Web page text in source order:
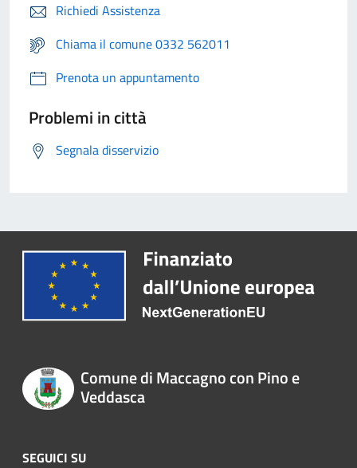
Richiedi Assistenza
Chiama il comune 0332 562011
Prenota un appuntamento
Problemi in città
Segnala disservizio
Comune di Maccagno con Pino e
Veddasca
SEGUICI SU